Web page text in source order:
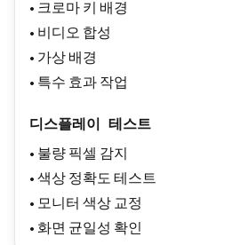
• 크로마 키 배경
• 비디오 합성
• 가상 배경
• 특수 효과 작업
디스플레이 테스트
• 불량 픽셀 감지
• 색상 정확도 테스트
• 모니터 색상 교정
• 화면 균일성 확인